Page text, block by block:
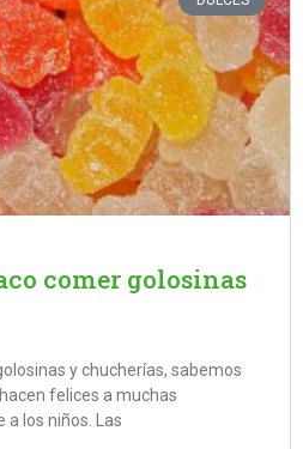
comer golosinas
y chucherías, sabemos
felices a muchas
los niños. Las